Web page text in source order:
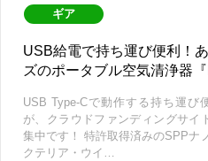
ギア
USB給電で持ち運び便利！
ズのポータブル空気清浄器『
USB Type-Cで動作する持ち運び
が、クラウドファンディングサイ
集中です！ 特許取得済みのSPPナ
クテリア・ウイ…